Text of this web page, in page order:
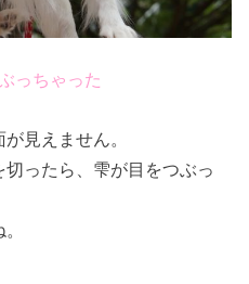
っちゃった
見えません。
ったら、雫が目をつぶっ